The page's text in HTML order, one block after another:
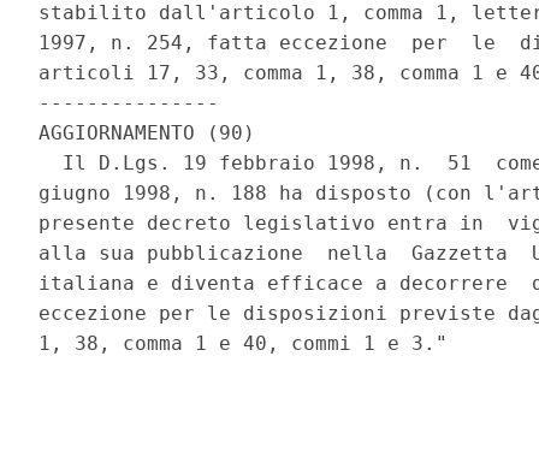
stabilito dall'articolo 1, comma 1,
1997, n. 254, fatta eccezione  per  le
articoli 17, 33, comma 1, 38, comma 1 e
---------------
AGGIORNAMENTO (90)
Il D.Lgs. 19 febbraio 1998, n.  51
giugno 1998, n. 188 ha disposto (con
presente decreto legislativo entra in
alla sua pubblicazione  nella  Gazzetta
italiana e diventa efficace a decorrere
eccezione per le disposizioni previste